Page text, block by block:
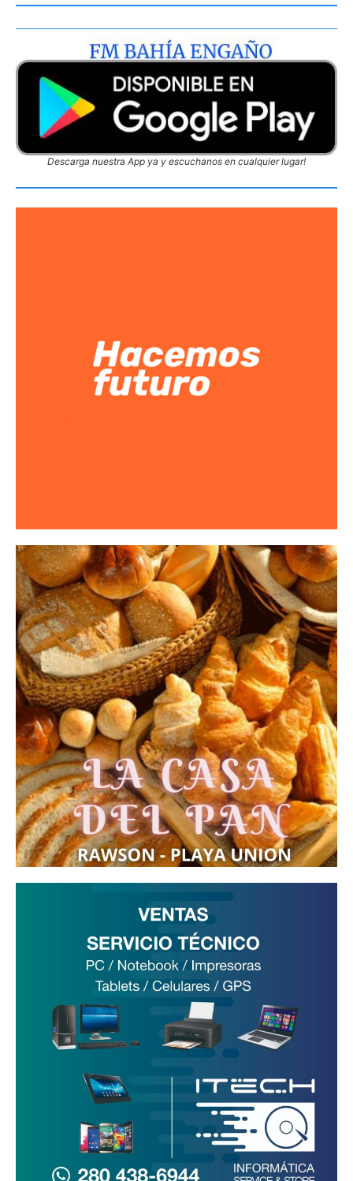
Descarga nuestra App ya y escuchanos en cualquier lugar!